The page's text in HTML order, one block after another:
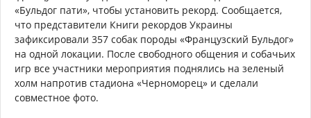
«Бульдог пати», чтобы установить рекорд. Сообщается,
что представители Книги рекордов Украины
зафиксировали 357 собак породы «Французский Бульдог»
на одной локации. После свободного общения и собачьих
игр все участники мероприятия поднялись на зеленый
холм напротив стадиона «Черноморец» и сделали
совместное фото.